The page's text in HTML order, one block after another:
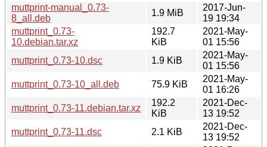
muttprint-manual_0.73-
8_all.deb
1.9 MiB
2017-Jun-
19 19:34
muttprint_0.73-
10.debian.tar.xz
192.7
KiB
2021-May-
01 15:56
muttprint_0.73-10.dsc
1.9 KiB
2021-May-
01 15:56
muttprint_0.73-10_all.deb
75.9 KiB
2021-May-
01 16:26
muttprint_0.73-11.debian.tar.xz
192.2
KiB
2021-Dec-
13 19:52
muttprint_0.73-11.dsc
2.1 KiB
2021-Dec-
13 19:52